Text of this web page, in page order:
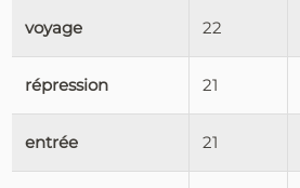
voyage 22
répression 21
entrée 21